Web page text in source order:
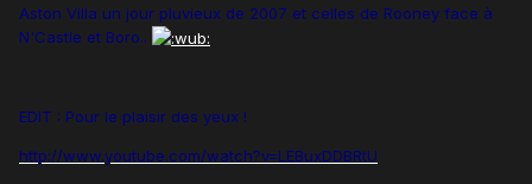
Aston Villa un jour pluvieux de 2007 et celles de Rooney face à
N'Castle et Boro..
EDIT : Pour le plaisir des yeux !
http://www.youtube.com/watch?v=LEBuxDDBRtU